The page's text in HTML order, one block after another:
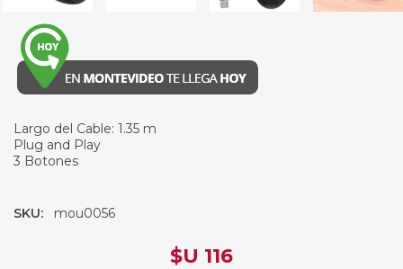
Largo del Cable: 1.35 m
Plug and Play
3 Botones
SKU: mou0056
$U 116